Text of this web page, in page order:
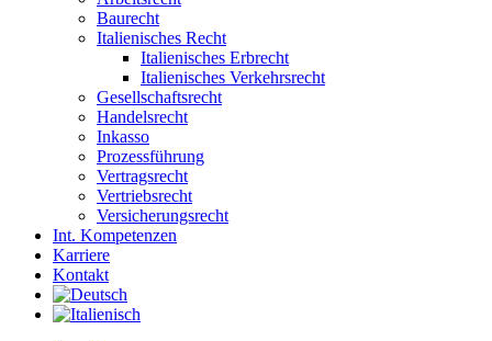
Baurecht
Italienisches Recht
Italienisches Erbrecht
Italienisches Verkehrsrecht
Gesellschaftsrecht
Handelsrecht
Inkasso
Prozessführung
Vertragsrecht
Vertriebsrecht
Versicherungsrecht
Int. Kompetenzen
Karriere
Kontakt